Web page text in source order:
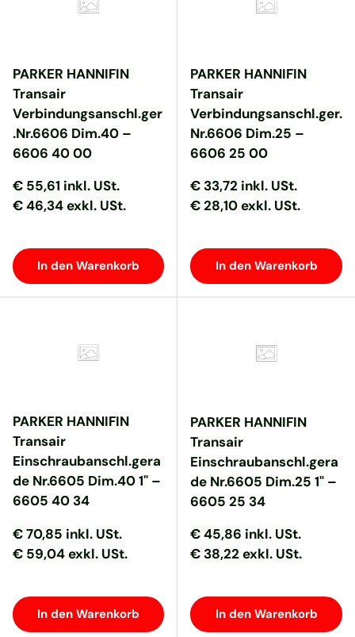
PARKER HANNIFIN
Transair
Verbindungsanschl.ger
.Nr.6606 Dim.40 –
6606 40 00
Normaler Preis
Normaler Preis
€ 55,61 inkl. USt.
€ 46,34 exkl. USt.
In den Warenkorb
PARKER HANNIFIN
Transair
Verbindungsanschl.ger.
Nr.6606 Dim.25 –
6606 25 00
Normaler Preis
Normaler Preis
€ 33,72 inkl. USt.
€ 28,10 exkl. USt.
In den Warenkorb
PARKER HANNIFIN
Transair
Einschraubanschl.gera
de Nr.6605 Dim.40 1" –
6605 40 34
Normaler Preis
Normaler Preis
€ 70,85 inkl. USt.
€ 59,04 exkl. USt.
In den Warenkorb
PARKER HANNIFIN
Transair
Einschraubanschl.gera
de Nr.6605 Dim.25 1" –
6605 25 34
Normaler Preis
Normaler Preis
€ 45,86 inkl. USt.
€ 38,22 exkl. USt.
In den Warenkorb